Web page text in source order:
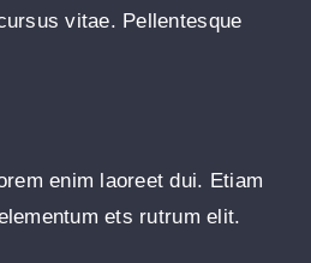
vitae. Pellentesque
enim laoreet dui. Etiam
ets rutrum elit.